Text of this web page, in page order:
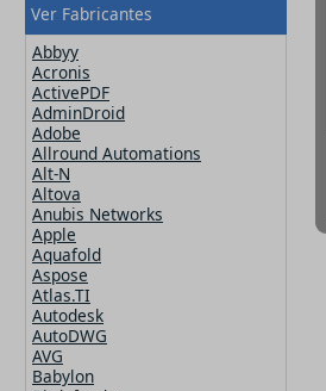
Ver Fabricantes
Abbyy
Acronis
ActivePDF
AdminDroid
Adobe
Allround Automations
Alt-N
Altova
Anubis Networks
Apple
Aquafold
Aspose
Atlas.TI
Autodesk
AutoDWG
AVG
Babylon